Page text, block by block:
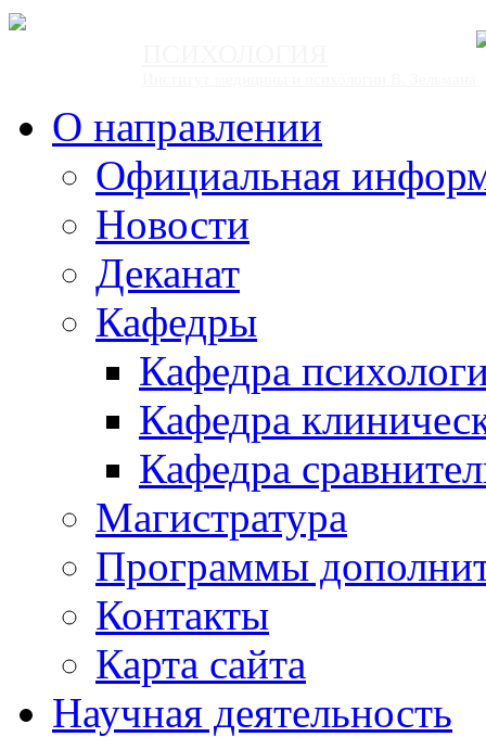
О направлении
Официальная
Новости
Деканат
Кафедры
Кафедра
Кафедра
Кафедра
Магистратура
Программы
Контакты
Карта сайта
Научная деятельность